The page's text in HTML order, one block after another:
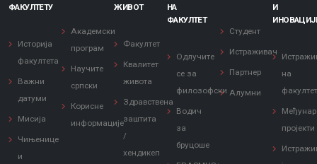
ФАКУЛТЕТУ
Историја
факултета
Важни
датуми
Мисија
Чињенице
и
Академски
програм
Научите
српски
Корисне
информације
ЖИВОТ
Факултет
Квалитет
живота
Здравствена
заштита
/
хендикеп
НА
ФАКУЛТЕТ
Одлучите
се за
филозофски
Водич
за
бруцоше
Студент
Истраживач
Партнер
Алумни
И
на
пројекти